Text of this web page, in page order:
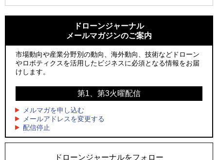
ン」とドローンショーによる新演出を実施
防衛装備庁「迎撃ドローン早期取得プログラム」にテラドロ
ーンが採択、国産機で量産調達を目指す
レッドクリフ、足利花火大会で映画『スパイダーマン』や
ドローンとナイトバブルが競演、「花園ドローンショーフェ
スタ2026」10/3、4開催
そらとぶタクシー、ハイブリッドeVTOL開発のPLANA社と独
占契約
ン」とドローンショーによる新演出を実施
国産AUVを社会実装へ、スタートアップ「BlueArch株式会
社」設立
防衛装備庁「迎撃ドローン早期取得プログラム」にテラドロ
サザンビーチちがさき花火大会で「復活の花火」打ち上げ、
キリンビールがライブ中継と連動した支援企画
ロボデックス、2時間超の飛行を目指す新型水素燃料電池ドロ
ーンを公開
ドローンジャーナル
メールマガジンのご案内
市場動向や産業分野別の動向、海外動向、技術などドローン
やロボティクスを活用したビジネスに必須となる情報をお届
けします。
第1、第3火曜配信
メルマガを申し込む
メールアドレスを変更する
配信停止
ドローンジャーナルをフォロー